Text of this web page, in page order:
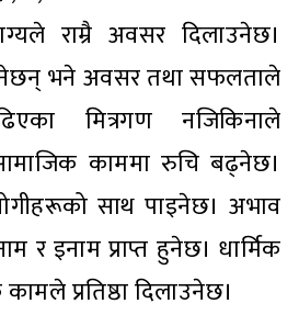
राम्रै अवसर दिलाउनेछ।
भने अवसर तथा सफलताले
मित्रगण नजिकिनाले
काममा रुचि बढ्नेछ।
साथ पाइनेछ। अभाव
र इनाम प्राप्त हुनेछ। धार्मिक
प्रतिष्ठा दिलाउनेछ।